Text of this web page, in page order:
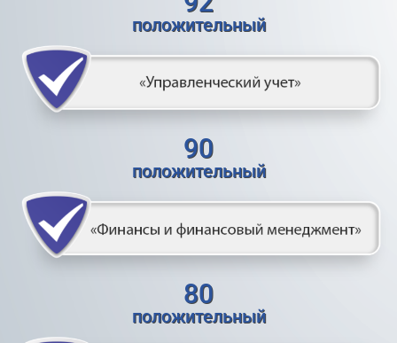
положительный
90
положительный
80
положительный